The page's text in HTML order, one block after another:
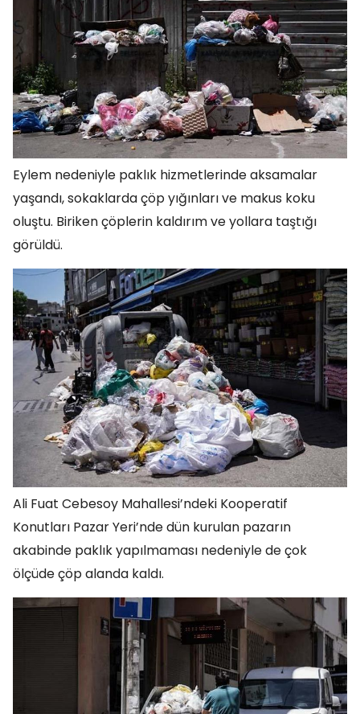
Eylem nedeniyle paklık hizmetlerinde aksamalar
yaşandı, sokaklarda çöp yığınları ve makus koku
oluştu. Biriken çöplerin kaldırım ve yollara taştığı
görüldü.
Ali Fuat Cebesoy Mahallesi’ndeki Kooperatif
Konutları Pazar Yeri’nde dün kurulan pazarın
akabinde paklık yapılmaması nedeniyle de çok
ölçüde çöp alanda kaldı.